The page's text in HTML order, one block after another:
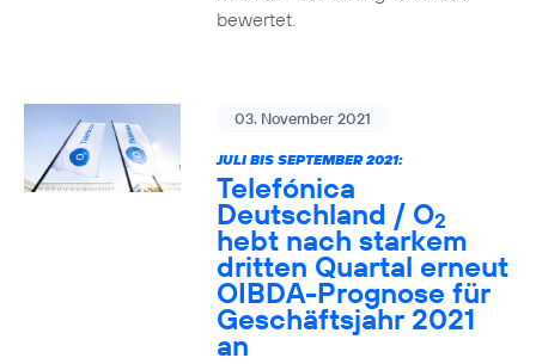
bewertet.
03. November 2021
JULI BIS SEPTEMBER 2021:
Telefónica
Deutschland / O2
hebt nach starkem
dritten Quartal erneut
OIBDA-Prognose für
Geschäftsjahr 2021
an